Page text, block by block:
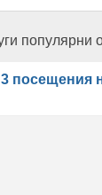
популярни
посещения